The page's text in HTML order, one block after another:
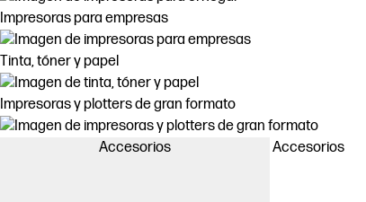
Impresoras para empresas
Tinta, tóner y papel
Impresoras y plotters de gran formato
Accesorios Accesorios